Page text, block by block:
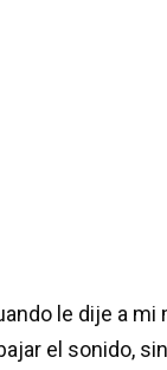
le dije a
el sonido,